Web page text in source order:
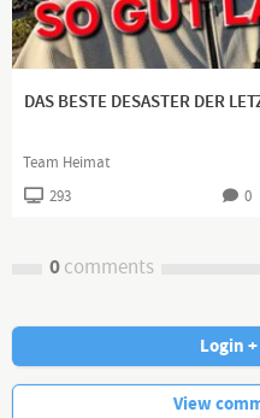
Hintergrund: Eigenproduktion
Es handelt sich hierbei um
Falls sich irgendjemand
Entschuldigung! Art. 5 III Satz
Wissenschaftsfreiheit
DAS BESTE DESASTER DER
Team Heimat
293 0
0comments
No
Login
View